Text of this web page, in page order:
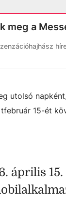
meg a
utolsó
15-ét
április